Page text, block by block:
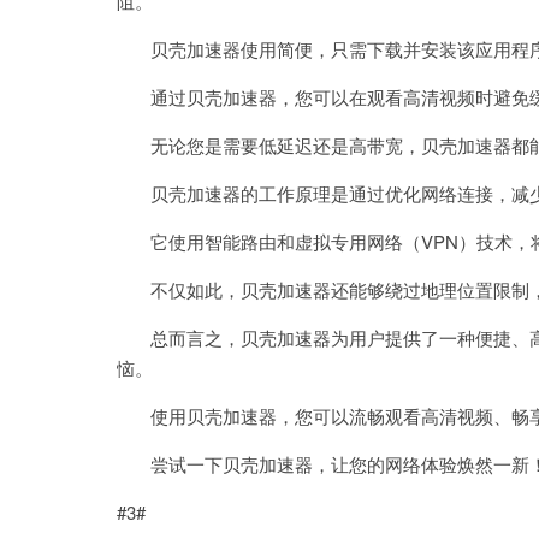
贝壳加速器使用简便，只需下载并安装该应用程
通过贝壳加速器，您可以在观看高清视频时避免
无论您是需要低延迟还是高带宽，贝壳加速器都
贝壳加速器的工作原理是通过优化网络连接，减
它使用智能路由和虚拟专用网络（VPN）技术，
不仅如此，贝壳加速器还能够绕过地理位置限制
总而言之，贝壳加速器为用户提供了一种便捷、
恼。
使用贝壳加速器，您可以流畅观看高清视频、畅
尝试一下贝壳加速器，让您的网络体验焕然一新
#3#